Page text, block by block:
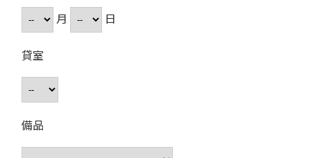
月
日
貸室
備品